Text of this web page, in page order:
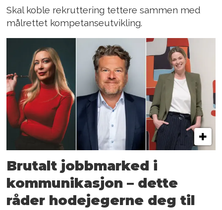
Skal koble rekruttering tettere sammen med
målrettet kompetanseutvikling.
Brutalt jobbmarked i
kommunikasjon – dette
råder hodejegerne deg til